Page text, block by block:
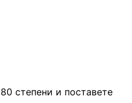
степени и поставете